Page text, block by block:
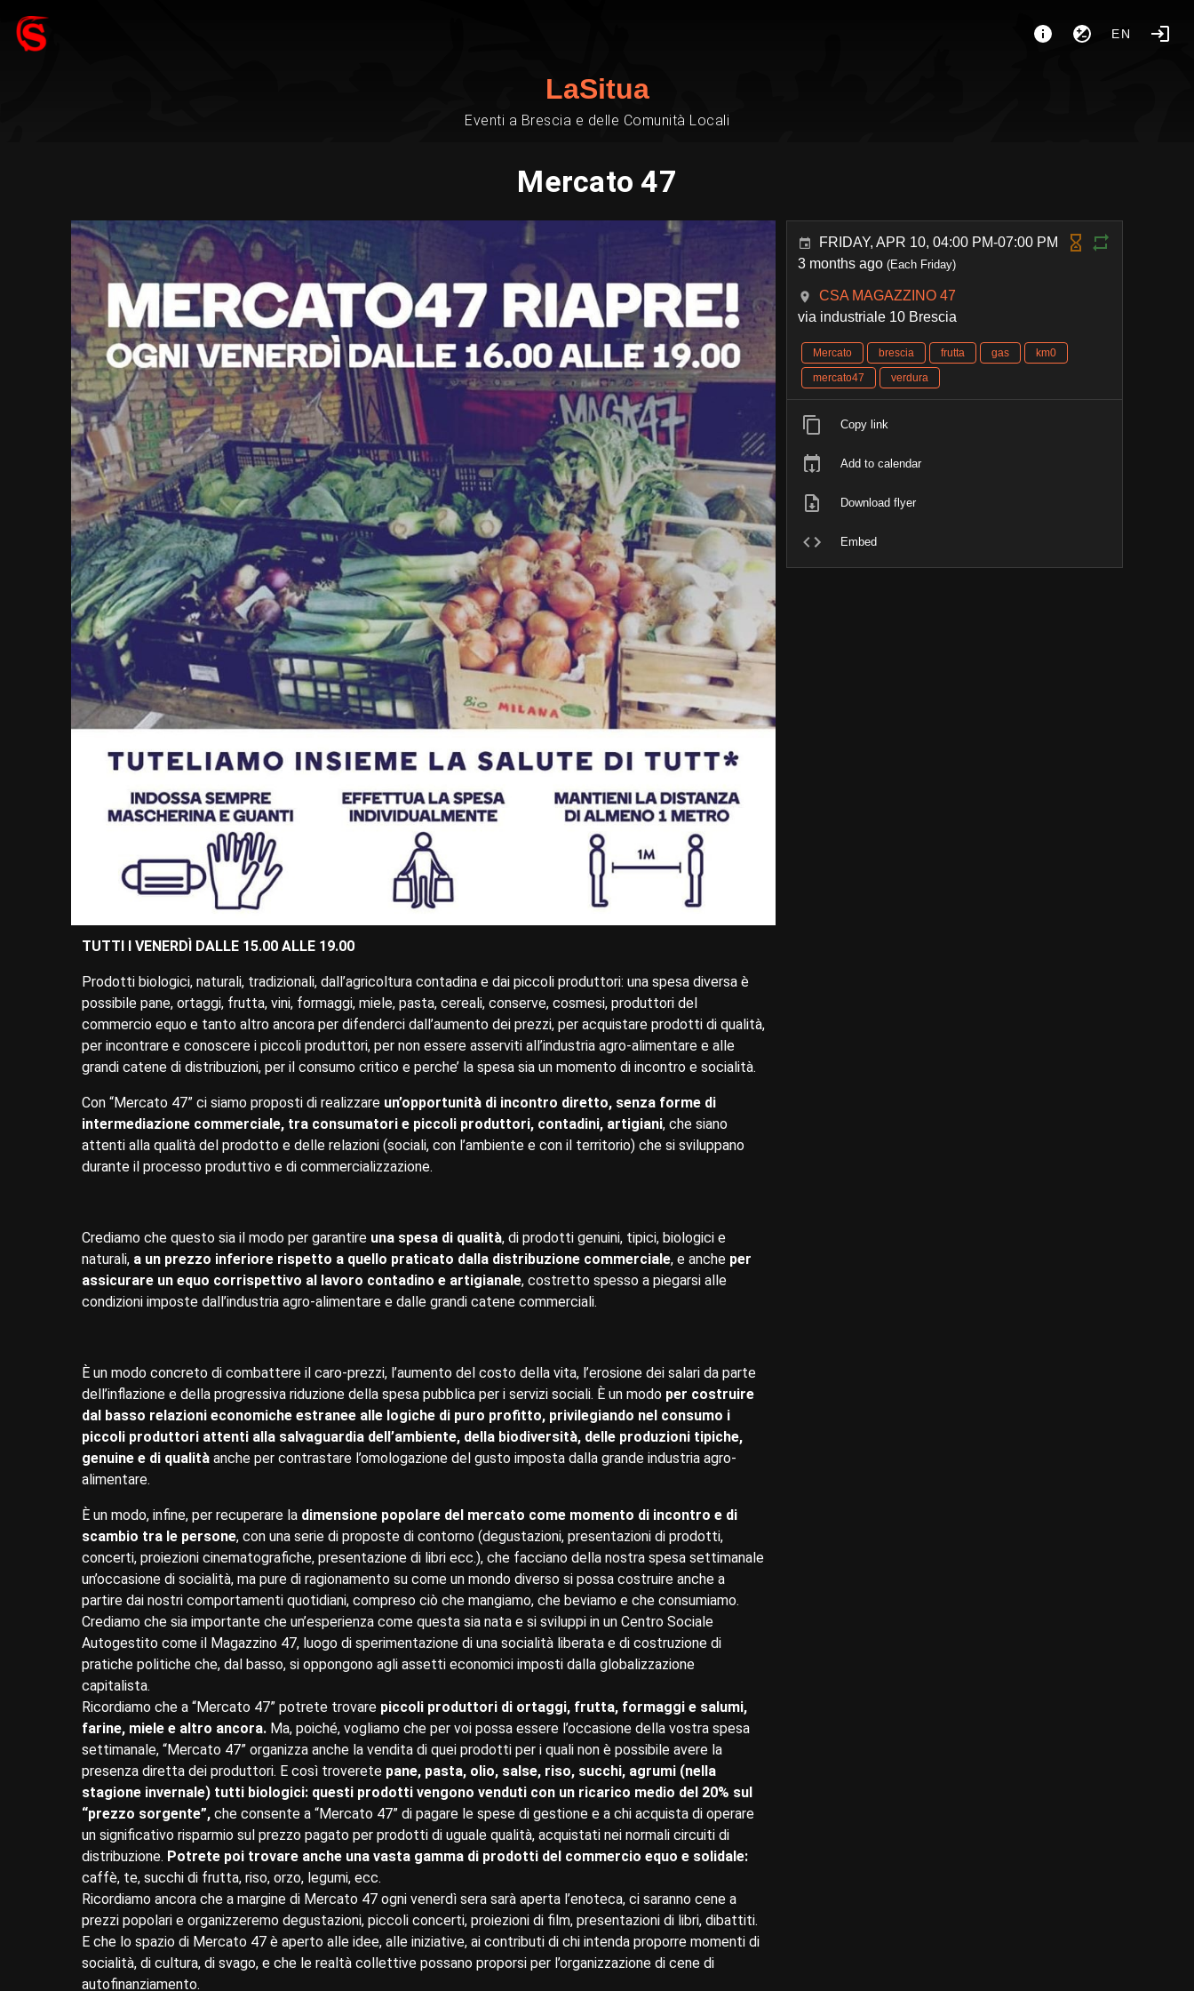
EN
LaSitua
Eventi a Brescia e delle Comunità Locali
Mercato 47
TUTTI I VENERDÌ DALLE 15.00 ALLE 19.00
Prodotti biologici, naturali, tradizionali, dall’agricoltura contadina e dai piccoli produttori: una spesa diversa è
possibile pane, ortaggi, frutta, vini, formaggi, miele, pasta, cereali, conserve, cosmesi, produttori del
commercio equo e tanto altro ancora per difenderci dall’aumento dei prezzi, per acquistare prodotti di qualità,
per incontrare e conoscere i piccoli produttori, per non essere asserviti all’industria agro-alimentare e alle
grandi catene di distribuzioni, per il consumo critico e perche’ la spesa sia un momento di incontro e socialità.
Con “Mercato 47” ci siamo proposti di realizzare un’opportunità di incontro diretto, senza forme di
intermediazione commerciale, tra consumatori e piccoli produttori, contadini, artigiani, che siano
attenti alla qualità del prodotto e delle relazioni (sociali, con l’ambiente e con il territorio) che si sviluppano
durante il processo produttivo e di commercializzazione.
Crediamo che questo sia il modo per garantire una spesa di qualità, di prodotti genuini, tipici, biologici e
naturali, a un prezzo inferiore rispetto a quello praticato dalla distribuzione commerciale, e anche per
assicurare un equo corrispettivo al lavoro contadino e artigianale, costretto spesso a piegarsi alle
condizioni imposte dall’industria agro-alimentare e dalle grandi catene commerciali.
È un modo concreto di combattere il caro-prezzi, l’aumento del costo della vita, l’erosione dei salari da parte
dell’inflazione e della progressiva riduzione della spesa pubblica per i servizi sociali. È un modo per costruire
dal basso relazioni economiche estranee alle logiche di puro profitto, privilegiando nel consumo i
piccoli produttori attenti alla salvaguardia dell’ambiente, della biodiversità, delle produzioni tipiche,
genuine e di qualità anche per contrastare l’omologazione del gusto imposta dalla grande industria agro-
alimentare.
È un modo, infine, per recuperare la dimensione popolare del mercato come momento di incontro e di
scambio tra le persone, con una serie di proposte di contorno (degustazioni, presentazioni di prodotti,
concerti, proiezioni cinematografiche, presentazione di libri ecc.), che facciano della nostra spesa settimanale
un’occasione di socialità, ma pure di ragionamento su come un mondo diverso si possa costruire anche a
partire dai nostri comportamenti quotidiani, compreso ciò che mangiamo, che beviamo e che consumiamo.
Crediamo che sia importante che un’esperienza come questa sia nata e si sviluppi in un Centro Sociale
Autogestito come il Magazzino 47, luogo di sperimentazione di una socialità liberata e di costruzione di
pratiche politiche che, dal basso, si oppongono agli assetti economici imposti dalla globalizzazione
capitalista.
Ricordiamo che a “Mercato 47” potrete trovare piccoli produttori di ortaggi, frutta, formaggi e salumi,
farine, miele e altro ancora. Ma, poiché, vogliamo che per voi possa essere l’occasione della vostra spesa
settimanale, “Mercato 47” organizza anche la vendita di quei prodotti per i quali non è possibile avere la
presenza diretta dei produttori. E così troverete pane, pasta, olio, salse, riso, succhi, agrumi (nella
stagione invernale) tutti biologici: questi prodotti vengono venduti con un ricarico medio del 20% sul
“prezzo sorgente”, che consente a “Mercato 47” di pagare le spese di gestione e a chi acquista di operare
un significativo risparmio sul prezzo pagato per prodotti di uguale qualità, acquistati nei normali circuiti di
distribuzione. Potrete poi trovare anche una vasta gamma di prodotti del commercio equo e solidale:
caffè, te, succhi di frutta, riso, orzo, legumi, ecc.
Ricordiamo ancora che a margine di Mercato 47 ogni venerdì sera sarà aperta l’enoteca, ci saranno cene a
prezzi popolari e organizzeremo degustazioni, piccoli concerti, proiezioni di film, presentazioni di libri, dibattiti.
E che lo spazio di Mercato 47 è aperto alle idee, alle iniziative, ai contributi di chi intenda proporre momenti di
socialità, di cultura, di svago, e che le realtà collettive possano proporsi per l’organizzazione di cene di
autofinanziamento.
FRIDAY, APR 10, 04:00 PM-07:00 PM
3 months ago (Each Friday)
CSA MAGAZZINO 47
via industriale 10 Brescia
Mercato brescia frutta gas
km0
mercato47
verdura
Copy link
Add to calendar
Download flyer
Embed